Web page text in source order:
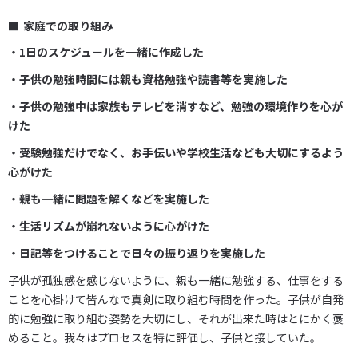
家庭での取り組み
・1日のスケジュールを一緒に作成した
・子供の勉強時間には親も資格勉強や読書等を実施した
・子供の勉強中は家族もテレビを消すなど、勉強の環境作りを心が
けた
・受験勉強だけでなく、お手伝いや学校生活なども大切にするよう
心がけた
・親も一緒に問題を解くなどを実施した
・生活リズムが崩れないように心がけた
・日記等をつけることで日々の振り返りを実施した
子供が孤独感を感じないように、親も一緒に勉強する、仕事をする
ことを心掛けて皆んなで真剣に取り組む時間を作った。子供が自発
的に勉強に取り組む姿勢を大切にし、それが出来た時はとにかく褒
めること。我々はプロセスを特に評価し、子供と接していた。